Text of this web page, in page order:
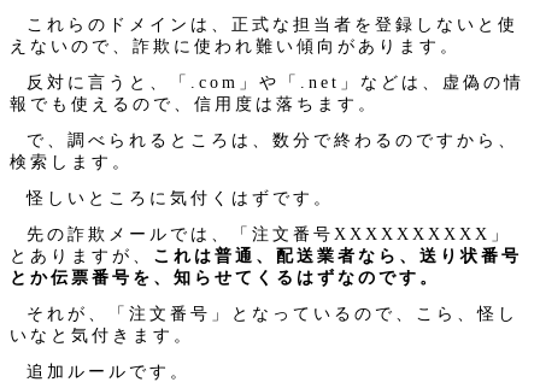
これらのドメインは、正式な担当者を登録しないと使
えないので、詐欺に使われ難い傾向があります。
反対に言うと、「.com」や「.net」などは、虚偽の情
報でも使えるので、信用度は落ちます。
で、調べられるところは、数分で終わるのですから、
検索します。
怪しいところに気付くはずです。
先の詐欺メールでは、「注文番号XXXXXXXXXX」
とありますが、 これは普通、配送業者なら、送り状番号
とか伝票番号を、知らせてくるはずなのです。
それが、「注文番号」となっているので、こら、怪し
いなと気付きます。
追加ルールです。